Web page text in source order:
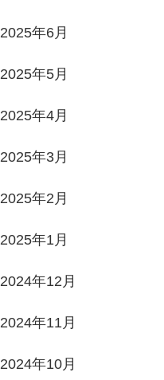
2025年6月
2025年5月
2025年4月
2025年3月
2025年2月
2025年1月
2024年12月
2024年11月
2024年10月